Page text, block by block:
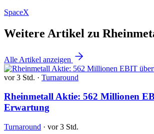
SpaceX
Weitere Artikel zu
Alle Artikel anzeigen
vor 3 Std. · Turnaround
Rheinmetall Aktie: 562 Millionen
Erwartung
Turnaround · vor 3 Std.